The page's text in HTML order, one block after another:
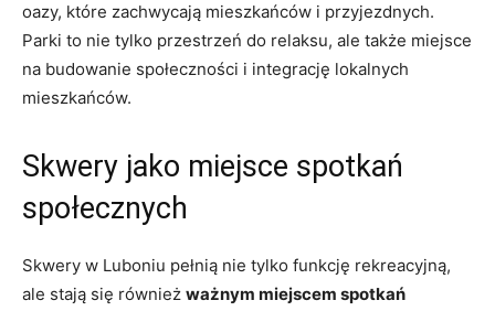
oazy, które zachwycają mieszkańców i przyjezdnych.
Parki to nie tylko przestrzeń do relaksu, ale także⁤ miejsce
na budowanie społeczności i integrację lokalnych
mieszkańców.
Skwery jako⁢ miejsce ‍spotkań
społecznych
Skwery w Luboniu pełnią nie tylko ‌funkcję rekreacyjną,
ale stają się również ważnym ⁣miejscem spotkań